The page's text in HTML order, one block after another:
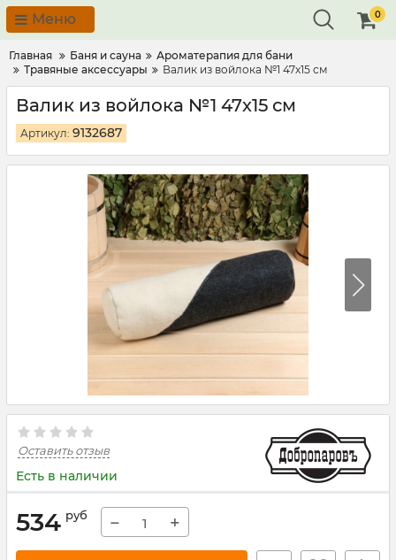
Меню 0
Главная Баня и сауна
Ароматерапия для бани
Травяные аксессуары
Валик из войлока №1 47х15 см
Валик из войлока №1 47х15 см
Артикул: 9132687
Оставить отзыв
Есть в наличии
534 руб − +